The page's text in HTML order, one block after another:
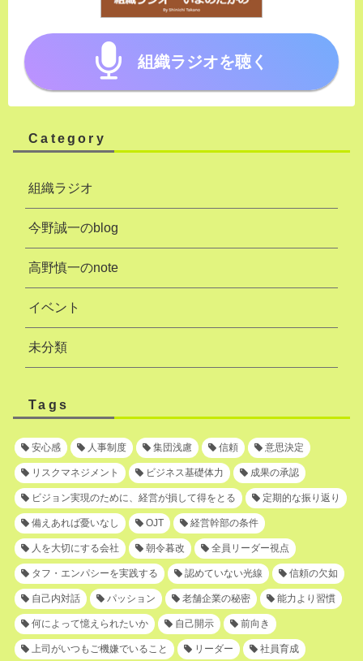
組織ラジオを聴く
Category
組織ラジオ
今野誠一のblog
高野慎一のnote
イベント
未分類
Tags
安心感 人事制度 集団浅慮 信頼 意思決定
リスクマネジメント ビジネス基礎体力 成果の承認
ビジョン実現のために、経営が損して得をとる 定期的な振り返り
備えあれば憂いなし OJT 経営幹部の条件
人を大切にする会社 朝令暮改 全員リーダー視点
タフ・エンパシーを実践する 認めていない光線 信頼の欠如
自己内対話 パッション 老舗企業の秘密 能力より習慣
何によって憶えられたいか 自己開示 前向き
上司がいつもご機嫌でいること リーダー 社員育成